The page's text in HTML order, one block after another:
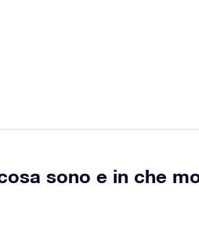
sono e in che